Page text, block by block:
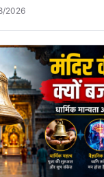
2026